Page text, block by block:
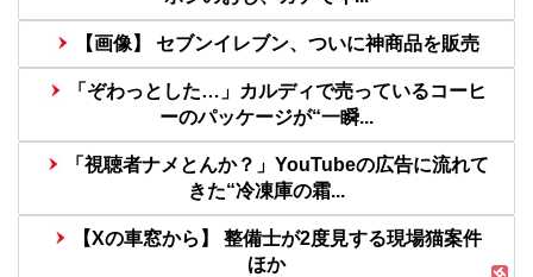
【画像】 セブンイレブン、ついに神商品を販売
「ぞわっとした…」カルディで売っているコーヒ
ーのパッケージが“一瞬...
「視聴者ナメとんか？」YouTubeの広告に流れて
きた“冷凍庫の霜...
【Xの車窓から】 整備士が2度見する現場猫案件
ほか